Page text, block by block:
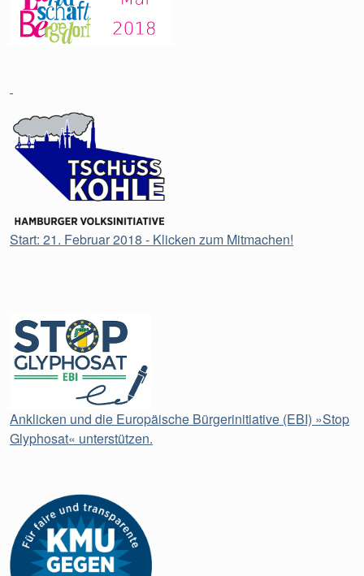
Start: 21. Februar 2018 - Klicken zum Mitmachen!
Anklicken und die Europäische Bürgerinitiative (EBI) »Stop
Glyphosat« unterstützen.